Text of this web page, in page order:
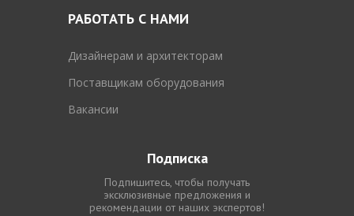
РАБОТАТЬ С НАМИ
Дизайнерам и архитекторам
Поставщикам оборудования
Вакансии
Подписка
Подпишитесь, чтобы получать
эксклюзивные предложения и
рекомендации от наших экспертов!